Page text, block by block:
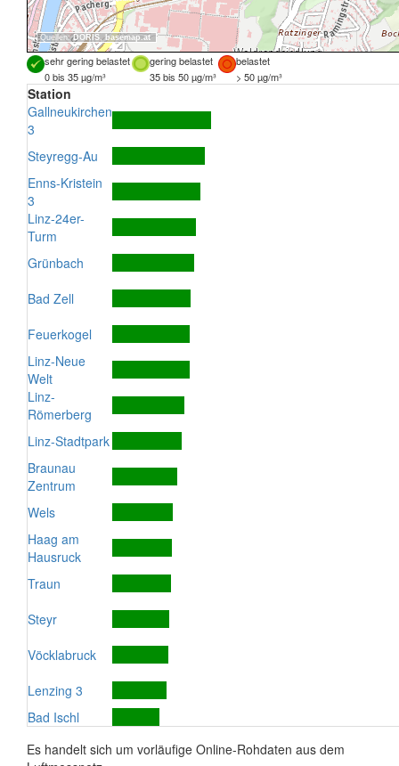
Quellen:DORIS, basemap.at
sehr gering belastet gering belastet
belastet
0 bis 35 µg/m³
35 bis 50 µg/m³ > 50 µg/m³
Station
Gallneukirchen
3
Steyregg-Au
Enns-Kristein
3
Linz-24er-
Turm
Grünbach
Bad Zell
Feuerkogel
Linz-Neue
Welt
Linz-
Römerberg
Linz-Stadtpark
Braunau
Zentrum
Wels
Haag am
Hausruck
Traun
Steyr
Vöcklabruck
Lenzing 3
Bad Ischl
Es handelt sich um vorläufige Online-Rohdaten aus dem